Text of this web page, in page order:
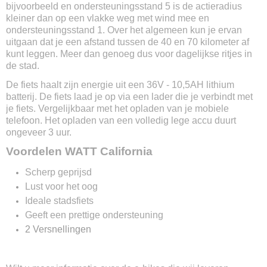
Standaard
Ja
One key systeem
N.v.t.
Anti lek banden
Nee
Geveerde voorvork
Nee
Garantie op frame
2 jaar
Garantie op accu
2 jaar
2 jaar
bijvoorbeeld en ondersteuningsstand 5 is de actieradius
kleiner dan op een vlakke weg met wind mee en
ondersteuningsstand 1. Over het algemeen kun je ervan
uitgaan dat je een afstand tussen de 40 en 70 kilometer af
kunt leggen. Meer dan genoeg dus voor dagelijkse ritjes in
de stad.
De fiets haalt zijn energie uit een 36V - 10,5AH lithium
batterij. De fiets laad je op via een lader die je verbindt met
je fiets. Vergelijkbaar met het opladen van je mobiele
telefoon. Het opladen van een volledig lege accu duurt
ongeveer 3 uur.
Voordelen WATT California
Scherp geprijsd
Lust voor het oog
Ideale stadsfiets
Geeft een prettige ondersteuning
2 Versnellingen